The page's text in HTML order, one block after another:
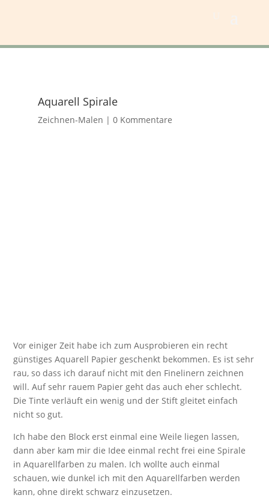
Aquarell Spirale
Zeichnen-Malen | 0 Kommentare
Vor einiger Zeit habe ich zum Ausprobieren ein recht
günstiges Aquarell Papier geschenkt bekommen. Es ist sehr
rau, so dass ich darauf nicht mit den Finelinern zeichnen
will. Auf sehr rauem Papier geht das auch eher schlecht.
Die Tinte verläuft ein wenig und der Stift gleitet einfach
nicht so gut.
Ich habe den Block erst einmal eine Weile liegen lassen,
dann aber kam mir die Idee einmal recht frei eine Spirale
in Aquarellfarben zu malen. Ich wollte auch einmal
schauen, wie dunkel ich mit den Aquarellfarben werden
kann, ohne direkt schwarz einzusetzen.